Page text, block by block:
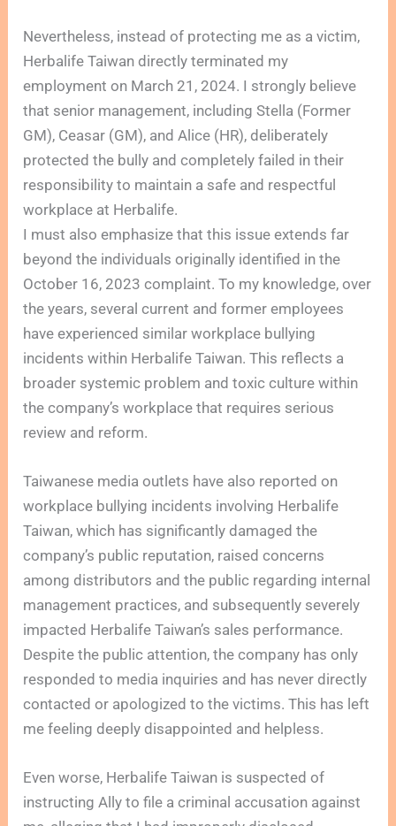
Nevertheless, instead of protecting me as a victim,
Herbalife Taiwan directly terminated my
employment on March 21, 2024. I strongly believe
that senior management, including Stella (Former
GM), Ceasar (GM), and Alice (HR), deliberately
protected the bully and completely failed in their
responsibility to maintain a safe and respectful
workplace at Herbalife.
I must also emphasize that this issue extends far
beyond the individuals originally identified in the
October 16, 2023 complaint. To my knowledge, over
the years, several current and former employees
have experienced similar workplace bullying
incidents within Herbalife Taiwan. This reflects a
broader systemic problem and toxic culture within
the company’s workplace that requires serious
review and reform.
Taiwanese media outlets have also reported on
workplace bullying incidents involving Herbalife
Taiwan, which has significantly damaged the
company’s public reputation, raised concerns
among distributors and the public regarding internal
management practices, and subsequently severely
impacted Herbalife Taiwan’s sales performance.
Despite the public attention, the company has only
responded to media inquiries and has never directly
contacted or apologized to the victims. This has left
me feeling deeply disappointed and helpless.
Even worse, Herbalife Taiwan is suspected of
instructing Ally to file a criminal accusation against